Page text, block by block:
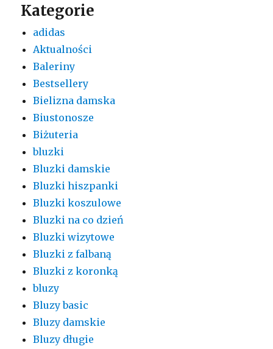
Kategorie
adidas
Aktualności
Baleriny
Bestsellery
Bielizna damska
Biustonosze
Biżuteria
bluzki
Bluzki damskie
Bluzki hiszpanki
Bluzki koszulowe
Bluzki na co dzień
Bluzki wizytowe
Bluzki z falbaną
Bluzki z koronką
bluzy
Bluzy basic
Bluzy damskie
Bluzy długie